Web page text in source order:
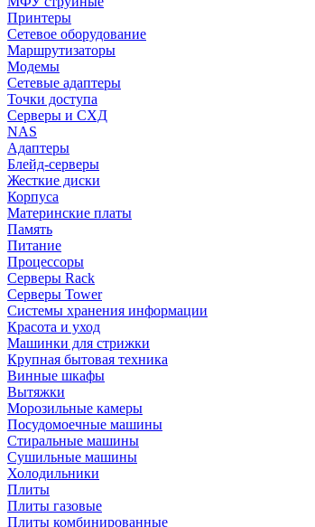
Принтеры
Сетевое оборудование
Маршрутизаторы
Модемы
Сетевые адаптеры
Точки доступа
Серверы и СХД
NAS
Адаптеры
Блейд-серверы
Жесткие диски
Корпуса
Материнские платы
Память
Питание
Процессоры
Серверы Rack
Серверы Tower
Системы хранения информации
Красота и уход
Машинки для стрижки
Крупная бытовая техника
Винные шкафы
Вытяжки
Морозильные камеры
Посудомоечные машины
Стиральные машины
Сушильные машины
Холодильники
Плиты
Плиты газовые
Плиты комбинированные